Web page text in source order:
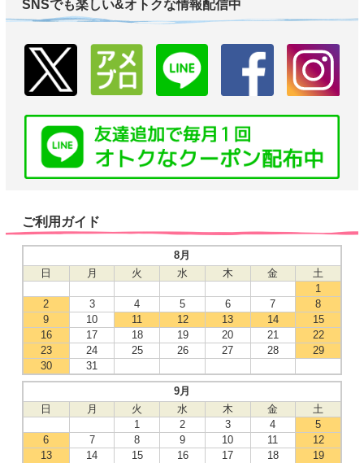
SNSでも楽しい&オトクな情報配信中
ご利用ガイド
8月
日
月 火 水 木 金
土
1
2
3 4 5 6 7
8
9
10 11 12 13 14
15
16
17 18 19 20 21
22
23
24 25 26 27 28
29
30
31
9月
日
月 火 水 木 金
土
1
2 3 4
5
6
7 8 9 10 11
12
13
14 15 16 17 18
19